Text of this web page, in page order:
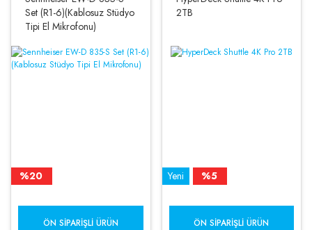
Set (R1-6)(Kablosuz Stüdyo
Tipi El Mikrofonu)
%20
ÖN SIPARIŞLI ÜRÜN
2TB
Yeni %5
ÖN SIPARIŞLI ÜRÜN